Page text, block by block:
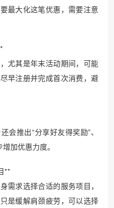
最大化这笔优惠，需要注意
尤其是年末活动期间，可能
早注册并完成首次消费，避
会推出“分享好友得奖励”、
加优惠力度。
**
需求选择合适的服务项目，
是缓解肩颈疲劳，可以选择